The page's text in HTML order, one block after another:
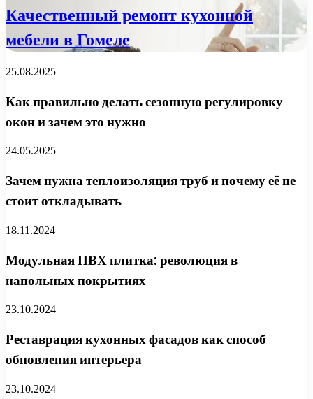
Качественный ремонт кухонной
мебели в Гомеле
25.08.2025
Как правильно делать сезонную регулировку
окон и зачем это нужно
24.05.2025
Зачем нужна теплоизоляция труб и почему её не
стоит откладывать
18.11.2024
Модульная ПВХ плитка: революция в
напольных покрытиях
23.10.2024
Реставрация кухонных фасадов как способ
обновления интерьера
23.10.2024